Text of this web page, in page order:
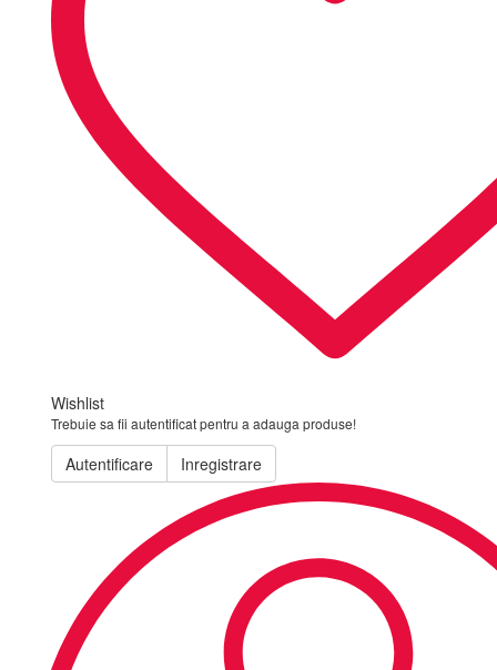
Wishlist
Trebuie sa fii autentificat pentru a adauga produse!
Autentificare Inregistrare